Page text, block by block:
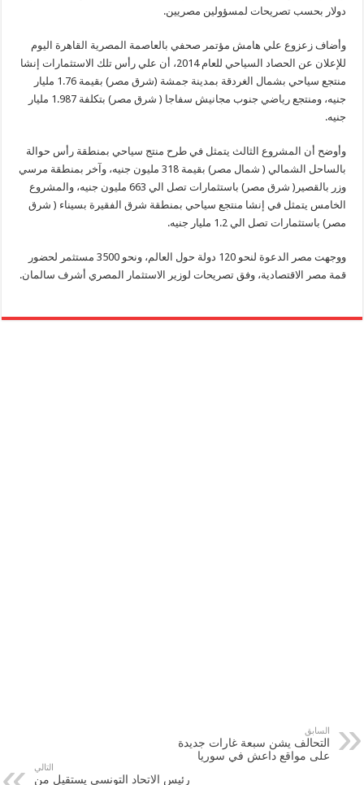
دولار بحسب تصريحات لمسؤولين مصريين.
وأضاف زعزوع علي هامش مؤتمر صحفي بالعاصمة المصرية القاهرة اليوم
للإعلان عن الحصاد السياحي للعام 2014، أن علي رأس تلك الاستثمارات إنشا
منتجع سياحي بشمال الغردقة بمدينة جمشة (شرق مصر) بقيمة 1.76 مليار
جنيه، ومنتجع رياضي جنوب مجانيش سفاجا ( شرق مصر) بتكلفة 1.987 مليار
جنيه.
وأوضح أن المشروع الثالث يتمثل في طرح منتج سياحي بمنطقة رأس حوالة
بالساحل الشمالي ( شمال مصر) بقيمة 318 مليون جنيه، وآخر بمنطقة مرسي
وزر بالقصير( شرق مصر) باستثمارات تصل الي 663 مليون جنيه، والمشروع
الخامس يتمثل في إنشا منتجع سياحي بمنطقة شرق الفقيرة بسيناء ( شرق
مصر) باستثمارات تصل الي 1.2 مليار جنيه.
ووجهت مصر الدعوة لنحو 120 دولة حول العالم، ونحو 3500 مستثمر لحضور
قمة مصر الاقتصادية، وفق تصريحات لوزير الاستثمار المصري أشرف سالمان.
السابق
التحالف يشن سبعة غارات جديدة
على مواقع ‫‏داعش‬ في سوريا
التالي
رئيس الاتحاد التونسي يستقيل من